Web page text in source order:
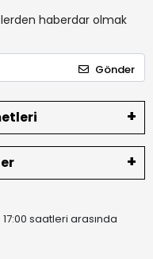
haberdar olmak
Gönder
saatleri arasında